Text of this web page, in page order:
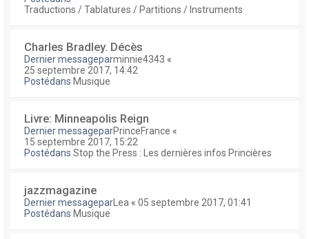
Traductions / Tablatures / Partitions / Instruments
Charles Bradley. Décès
Dernier messageparminnie4343 «
25 septembre 2017, 14:42
Postédans Musique
Livre: Minneapolis Reign
Dernier messageparPrinceFrance «
15 septembre 2017, 15:22
Postédans Stop the Press : Les dernières infos Princières
jazzmagazine
Dernier messagepar Lea « 05 septembre 2017, 01:41
Postédans Musique